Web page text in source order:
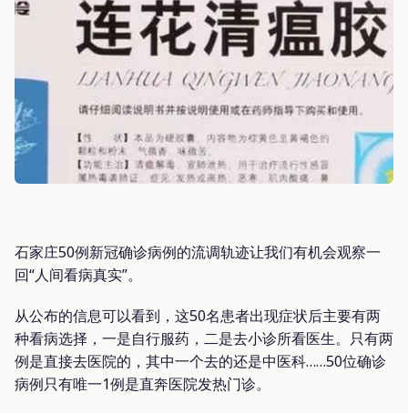
石家庄50例新冠确诊病例的流调轨迹让我们有机会观察一
回“人间看病真实”。
从公布的信息可以看到，这50名患者出现症状后主要有两
种看病选择，一是自行服药，二是去小诊所看医生。只有两
例是直接去医院的，其中一个去的还是中医科……50位确诊
病例只有唯一1例是直奔医院发热门诊。